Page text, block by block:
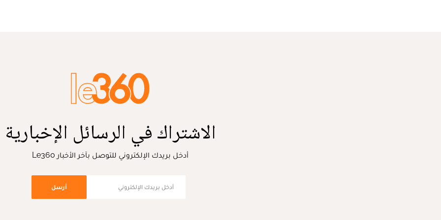
الاشتراك في الرسائل الإخبارية
أدخل بريدك الإلكتروني للتوصل بآخر الأخبار Le360
أرسل